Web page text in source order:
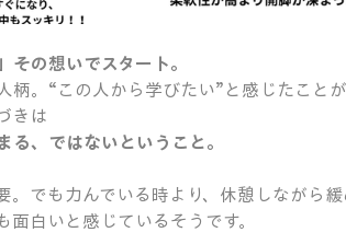
その想いでスタート。
柄。“この人から学びたい”と感じたこと
きは
る、ではないということ。
。でも力んでいる時より、休憩しながら
面白いと感じているそうです。